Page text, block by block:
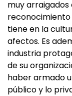
muy arraigados
reconocimiento
tiene en la
afectos. Es
industria
de su
haber armado
público y lo